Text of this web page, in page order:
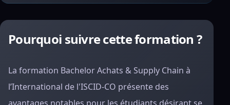
Pourquoi suivre cette formation ?
La formation Bachelor Achats & Supply Chain à
l’International de l'ISCID-CO présente des